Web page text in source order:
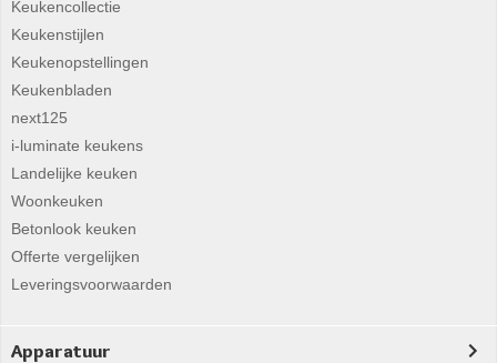
Keukencollectie
Keukenstijlen
Keukenopstellingen
Keukenbladen
next125
i-luminate keukens
Landelijke keuken
Woonkeuken
Betonlook keuken
Offerte vergelijken
Leveringsvoorwaarden
Apparatuur